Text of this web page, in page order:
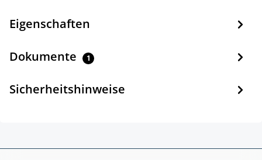
Eigenschaften
Dokumente 1
Sicherheitshinweise